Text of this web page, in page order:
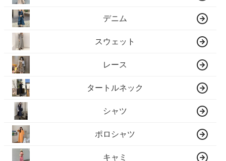
デニム
スウェット
レース
タートルネック
シャツ
ポロシャツ
キャミ